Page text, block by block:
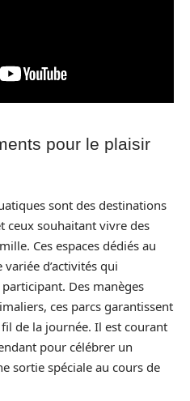
pour le plaisir
sont des destinations
ceux souhaitant vivre des
Ces espaces dédiés au
d’activités qui
participant. Des manèges
ces parcs garantissent
de la journée. Il est courant
pour célébrer un
sortie spéciale au cours de